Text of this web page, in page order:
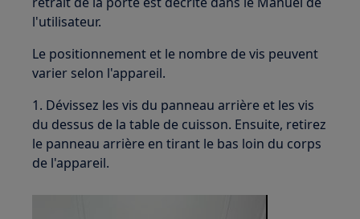
l'utilisateur.
Le positionnement et le nombre de vis peuvent
varier selon l'appareil.
1. Dévissez les vis du panneau arrière et les vis
du dessus de la table de cuisson. Ensuite, retirez
le panneau arrière en tirant le bas loin du corps
de l'appareil.